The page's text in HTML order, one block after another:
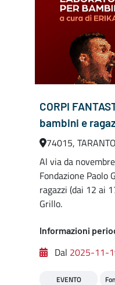
CORPI
bambini e
74015,
Al via da
Fondazione Paolo
ragazzi (dai 12 ai
Grillo.
Informazioni
Dal 2025-11-
EVENTO